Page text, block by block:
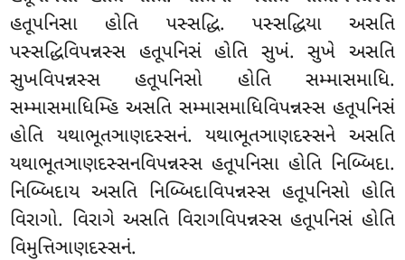
હતૂપનિસા હોતિ પસ્સદ્ધિ. પસ્સદ્ધિયા અસતિ
પસ્સદ્ધિવિપન્નસ્સ હતૂપનિસં હોતિ સુખં. સુખે અસતિ
સુખવિપન્નસ્સ હતૂપનિસો હોતિ સમ્માસમાધિ.
સમ્માસમાધિમ્હિ અસતિ સમ્માસમાધિવિપન્નસ્સ હતૂપનિસં
હોતિ યથાભૂતઞાણદસ્સનં. યથાભૂતઞાણદસ્સને અસતિ
યથાભૂતઞાણદસ્સનવિપન્નસ્સ હતૂપનિસા હોતિ નિબ્બિદા.
નિબ્બિદાય અસતિ નિબ્બિદાવિપન્નસ્સ હતૂપનિસો હોતિ
વિરાગો. વિરાગે અસતિ વિરાગવિપન્નસ્સ હતૂપનિસં હોતિ
વિમુત્તિઞાણદસ્સનં.